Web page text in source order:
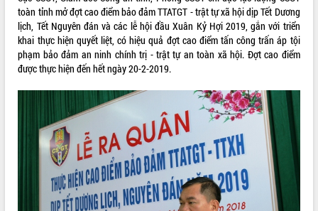
VIDEO
Không có file video nào để phát.
toàn tỉnh mở đợt cao điểm bảo đảm TTATGT - trật tự xã hội dịp Tết Dương
lịch, Tết Nguyên đán và các lễ hội đầu Xuân Kỷ Hợi 2019, gắn với triển
khai thực hiện quyết liệt, có hiệu quả đợt cao điểm tấn công trấn áp tội
phạm bảo đảm an ninh chính trị - trật tự an toàn xã hội. Đợt cao điểm
được thực hiện đến hết ngày 20-2-2019.